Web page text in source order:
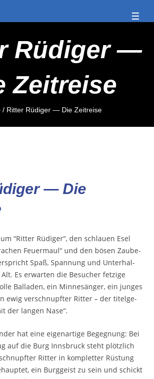
Rüdi­ger —
Zeitreise
/ Rit­ter Rüdi­ger — Die Zeitreise
— Die
“Rit­ter Rüdi­ger“, den schlau­en Esel
Feu­er­maul“ und den bösen Zau­be­
Spaß, Span­nung und Unter­hal­
Es erwar­ten die Besu­cher fet­zi­ge
Bal­la­den, ein Min­ne­sän­ger, ein jun­ges
ewig ver­schnupf­ter Rit­ter – der titel­ge­
der lan­gen Nase“.
hat eine eigen­ar­ti­ge Begeg­nung: Bei
auf die Burg Inns­bruck steht plötz­lich
Rit­ter in kom­plet­ter Rüs­tung
ein Burg­geist zu sein und schickt